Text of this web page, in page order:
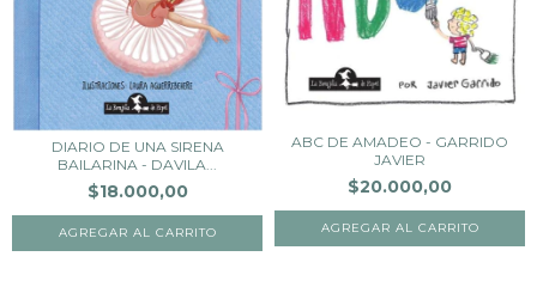
DIARIO DE UNA SIRENA
BAILARINA - DAVILA...
$18.000,00
ABC DE AMADEO - GARRIDO
JAVIER
$20.000,00